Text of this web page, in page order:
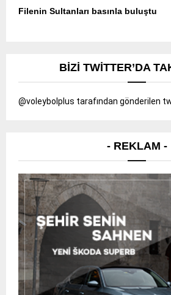
Filenin Sultanları basınla buluştu
BIZI TWITTER’DA
@voleybolplus tarafından gönderilen
- REKLAM -